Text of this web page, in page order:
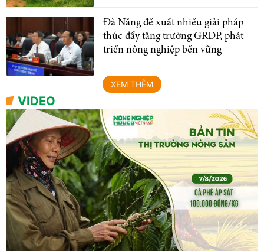
Đà Nẵng đề xuất nhiều giải pháp
thúc đẩy tăng trưởng GRDP, phát
triển nông nghiệp bền vững
XEM THÊM
VIDEO